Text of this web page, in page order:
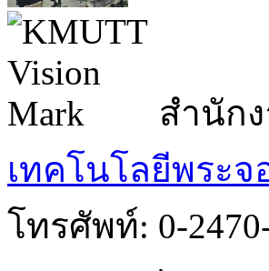
สำนัก
เทคโนโลยีพระจ
โทรศัพท์: 0-